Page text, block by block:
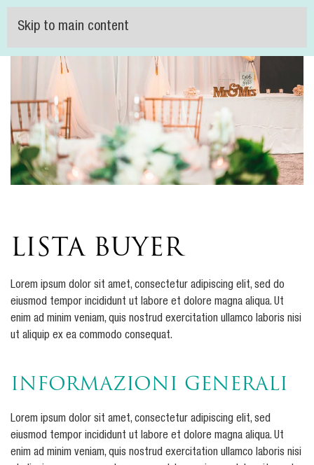
Skip to main content
LISTA BUYER
Lorem ipsum dolor sit amet, consectetur adipiscing elit, sed do
eiusmod tempor incididunt ut labore et dolore magna aliqua. Ut
enim ad minim veniam, quis nostrud exercitation ullamco laboris nisi
ut aliquip ex ea commodo consequat.
Informazioni generali
Lorem ipsum dolor sit amet, consectetur adipiscing elit, sed
eiusmod tempor incididunt ut labore et dolore magna aliqua. Ut
enim ad minim veniam, quis nostrud exercitation ullamco laboris nisi